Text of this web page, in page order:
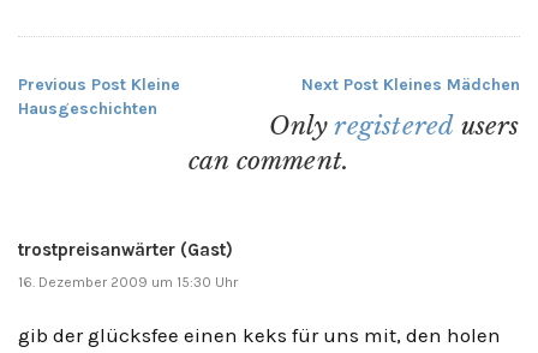
Beitragsnavigation
Previous Post Kleine
Hausgeschichten
Next Post Kleines Mädchen
Onlyregistered users
can comment.
trostpreisanwärter (Gast)
16. Dezember 2009 um 15:30 Uhr
gib der glücksfee einen keks für uns mit, den holen